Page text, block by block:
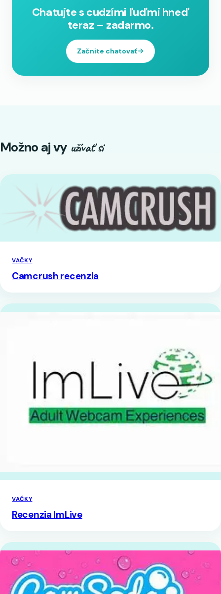
Chatujte s cudzími ľuďmi hneď
teraz – zadarmo.
Začnite chatovať
Možno aj vy užívať si
VAČKY
Camcrush recenzia
VAČKY
Recenzia ImLive